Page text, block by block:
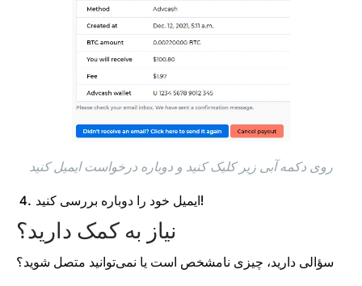
روی دکمه آبی زیر کلیک کنید و دوباره درخواست ایمیل کنید
ایمیل خود را دوباره بررسی کنید!
نیاز به کمک دارید؟
سؤالی دارید، چیزی نامشخص است یا نمی‌توانید متصل شوید؟